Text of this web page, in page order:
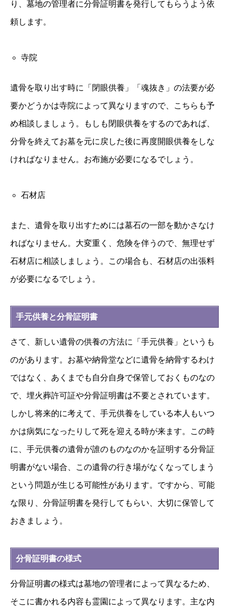
り、墓地の管理者に分骨証明書を発行してもらうよう依
頼します。
寺院
遺骨を取り出す時に「閉眼供養」「魂抜き」の法要が必
要かどうかは寺院によって異なりますので、こちらも予
め相談しましょう。もしも閉眼供養をするのであれば、
分骨を終えてお墓を元に戻した後に再度開眼供養をしな
ければなりません。お布施が必要になるでしょう。
石材店
また、遺骨を取り出すためには墓石の一部を動かさなけ
ればなりません。大変重く、危険を伴うので、無理せず
石材店に相談しましょう。
この場合も、石材店の出張料
が必要になるでしょう。
手元供養と分骨証明書
さて、新しい遺骨の供養の方法に「手元供養」というも
のがあります。お墓や納骨堂などに遺骨を納骨するわけ
ではなく、あくまでも自分自身で保管しておくものなの
で、埋火葬許可証や分骨証明書は不要とされています。
しかし将来的に考えて、手元供養をしている本人もいつ
かは病気になったりして死を迎える時が来ます。この時
に、手元供養の遺骨が誰のものなのかを証明する分骨証
明書がない場合、この遺骨の行き場がなくなってしまう
という問題が生じる可能性があります。ですから、可能
な限り、分骨証明書を発行してもらい、大切に保管して
おきましょう。
分骨証明書の様式
分骨証明書の様式は墓地の管理者によって異なるため、
そこに書かれる内容も霊園によって異なります。主な内